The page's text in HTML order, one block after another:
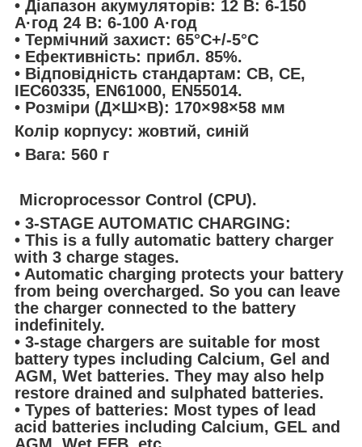
• Діапазон акумуляторів: 12 В: 6-150
А·год 24 В: 6-100 А·год
• Термічний захист: 65°C+/-5°C
• Ефективність: прибл. 85%.
• Відповідність стандартам: CB, CE,
IEC60335, EN61000, EN55014.
• Розміри (Д×Ш×В): 170×98×58 мм
Колір корпусу: жовтий, синій
• Вага: 560 г
Microprocessor Control (CPU).
• 3-STAGE AUTOMATIC CHARGING:
• This is a fully automatic battery charger
with 3 charge stages.
• Automatic charging protects your battery
from being overcharged. So you can leave
the charger connected to the battery
indefinitely.
• 3-stage chargers are suitable for most
battery types including Calcium, Gel and
AGM, Wet batteries. They may also help
restore drained and sulphated batteries.
• Types of batteries: Most types of lead
acid batteries including Calcium, GEL and